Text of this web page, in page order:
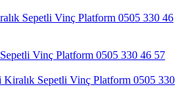
Sepetli Vinç Platform 0505 330 46
Vinç Platform 0505 330 46 57
Kiralık Sepetli Vinç Platform 0505 330